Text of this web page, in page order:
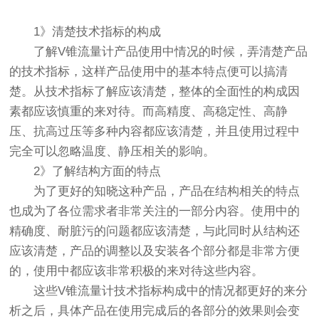
1》清楚技术指标的构成
了解V锥流量计产品使用中情况的时候，弄清楚产品
的技术指标，这样产品使用中的基本特点便可以搞清
楚。从技术指标了解应该清楚，整体的全面性的构成因
素都应该慎重的来对待。而高精度、高稳定性、高静
压、抗高过压等多种内容都应该清楚，并且使用过程中
完全可以忽略温度、静压相关的影响。
2》了解结构方面的特点
为了更好的知晓这种产品，产品在结构相关的特点
也成为了各位需求者非常关注的一部分内容。使用中的
精确度、耐脏污的问题都应该清楚，与此同时从结构还
应该清楚，产品的调整以及安装各个部分都是非常方便
的，使用中都应该非常积极的来对待这些内容。
这些V锥流量计技术指标构成中的情况都更好的来分
析之后，具体产品在使用完成后的各部分的效果则会变